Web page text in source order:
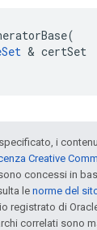
& certSet
i
Creative
concessi in
le norme del
registrato di
correlati sono